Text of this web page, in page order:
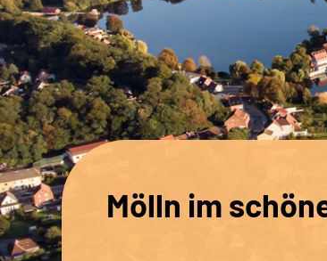
Mölln im